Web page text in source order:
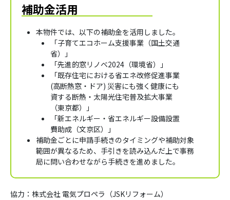
補助金活用
本物件では、以下の補助金を活用しました。
「子育てエコホーム支援事業（国土交通
省）」
「先進的窓リノベ2024（環境省）」
「既存住宅における省エネ改修促進事業
(高断熱窓・ドア) 災害にも強く健康にも
資する断熱・太陽光住宅普及拡大事業
（東京都）」
「新エネルギー・省エネルギー設備設置
費助成（文京区）」
補助金ごとに申請手続きのタイミングや補助対象
範囲が異なるため、手引きを読み込んだ上で事務
局に問い合わせながら手続きを進めました。
協力：株式会社 電気プロペラ（JSKリフォーム）